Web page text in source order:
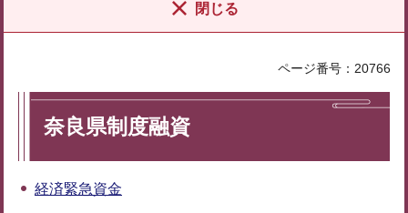
閉じる
ページ番号：20766
奈良県制度融資
経済緊急資金